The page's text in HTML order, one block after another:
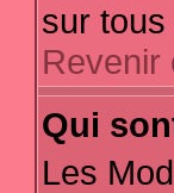
sur
Revenir
Qui
Les